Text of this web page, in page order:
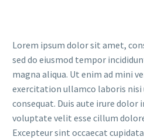
Lorem ipsum dolor sit amet,
sed do eiusmod tempor
magna aliqua. Ut enim ad mini
exercitation ullamco laboris nisi
consequat. Duis aute irure dolor
voluptate velit esse cillum
Excepteur sint occaecat